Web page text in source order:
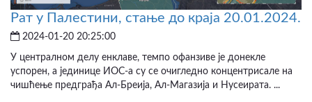
Рат у Палестини, стање до краја 20.01.2024.
2024-01-20 20:25:00
У централном делу енклаве, темпо офанзиве је донекле
успорен, а јединице ИОС-а су се очигледно концентрисале на
чишћење предграђа Ал-Бреија, Ал-Магазија и Нусеирата. ...